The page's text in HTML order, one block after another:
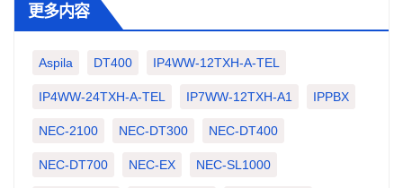
更多内容
Aspila DT400 IP4WW-12TXH-A-TEL
IP4WW-24TXH-A-TEL IP7WW-12TXH-A1 IPPBX
NEC-2100 NEC-DT300 NEC-DT400
NEC-DT700 NEC-EX NEC-SL1000